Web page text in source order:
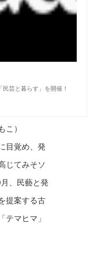
芸と暮らす」を開催！
）
目覚め、発
じてみそソ
、民藝と発
提案する古
マヒマ」